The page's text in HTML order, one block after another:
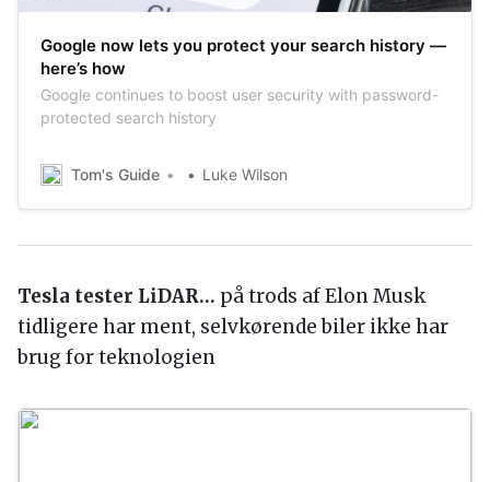
Google now lets you protect your search history —
here’s how
Google continues to boost user security with password-
protected search history
Tom's Guide Luke Wilson
Tesla tester LiDAR… på trods af Elon Musk
tidligere har ment, selvkørende biler ikke har
brug for teknologien